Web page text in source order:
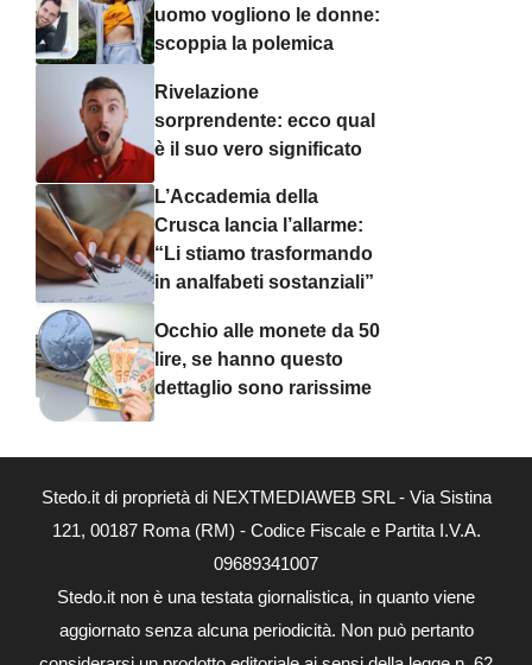
uomo vogliono le donne:
scoppia la polemica
Rivelazione
sorprendente: ecco qual
è il suo vero significato
L’Accademia della
Crusca lancia l’allarme:
“Li stiamo trasformando
in analfabeti sostanziali”
Occhio alle monete da 50
lire, se hanno questo
dettaglio sono rarissime
Stedo.it di proprietà di NEXTMEDIAWEB SRL - Via Sistina
121, 00187 Roma (RM) - Codice Fiscale e Partita I.V.A.
09689341007
Stedo.it non è una testata giornalistica, in quanto viene
aggiornato senza alcuna periodicità. Non può pertanto